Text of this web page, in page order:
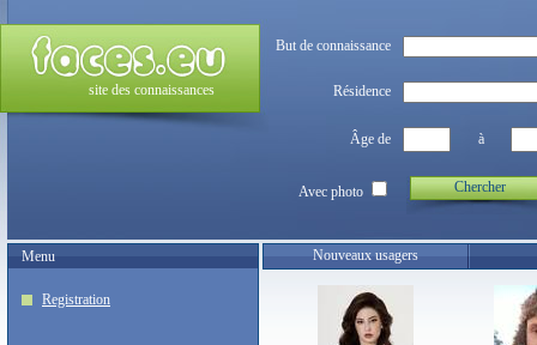
site des connaissances
But de connaissance
Résidence
Âge de à
Avec photo Chercher
Menu
Registration
Nouveaux usagers